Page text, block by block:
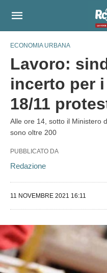
ECONOMIA URBANA
Lavoro:
incerto per
18/11
Alle ore 14, sotto il Ministero
sono oltre 200
PUBBLICATO DA
Redazione
11 NOVEMBRE 2021 16:11